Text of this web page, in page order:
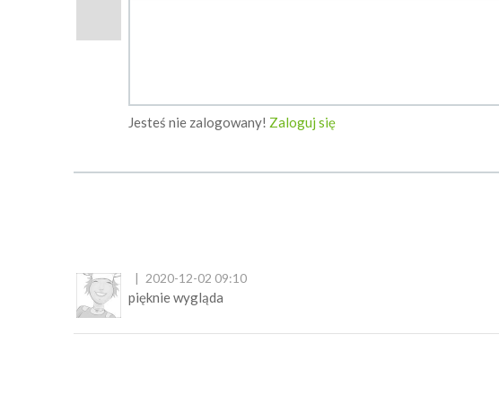
Jesteś nie zalogowany! Zaloguj się
2020-12-02 09:10
pięknie wygląda